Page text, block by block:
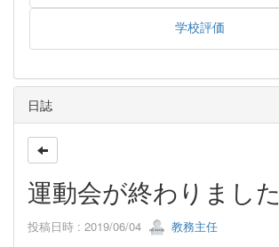
学校評価
日誌
運動会が終わりました
投稿日時 : 2019/06/04 教務主任